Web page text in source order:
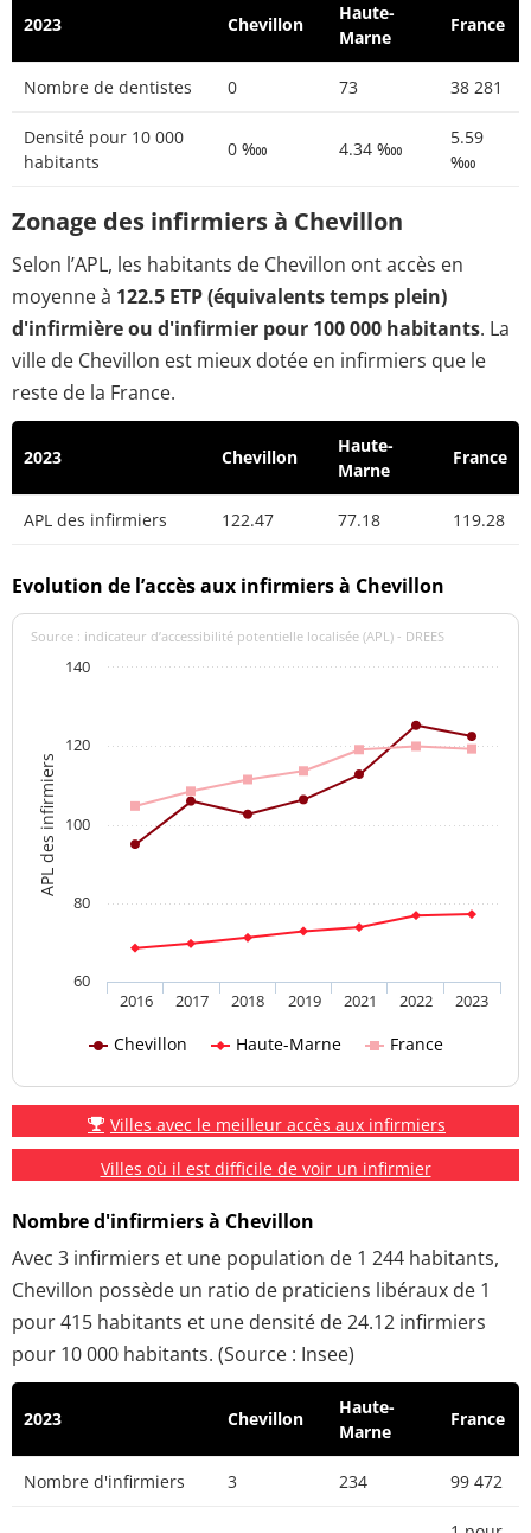
2023 Chevillon
Haute-
Marne
France
Nombre de dentistes 0 73 38 281
Densité pour 10 000
habitants
0 ‱ 4.34 ‱
5.59
‱
Zonage des infirmiers à Chevillon
Selon l’APL, les habitants de Chevillon ont accès en
moyenne à 122.5 ETP (équivalents temps plein)
d'infirmière ou d'infirmier pour 100 000 habitants. La
ville de Chevillon est mieux dotée en infirmiers que le
reste de la France.
2023 Chevillon
Haute-
Marne
France
APL des infirmiers 122.47 77.18 119.28
Evolution de l’accès aux infirmiers à Chevillon
APL des infirmiers
Source : indicateur d’accessibilité potentielle localisée (APL) - DREES
Chevillon Haute-Marne France
2016 2017 2018 2019 2021 2022 2023
60
80
100
120
140
Villes avec le meilleur accès aux infirmiers
Villes où il est difficile de voir un infirmier
Nombre d'infirmiers à Chevillon
Avec 3 infirmiers et une population de 1 244 habitants,
Chevillon possède un ratio de praticiens libéraux de 1
pour 415 habitants et une densité de 24.12 infirmiers
pour 10 000 habitants. (Source : Insee)
2023 Chevillon
Haute-
Marne
France
Nombre d'infirmiers 3 234 99 472